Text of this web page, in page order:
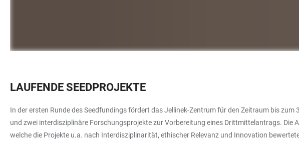
LAUFENDE SEEDPROJEKTE
In der ersten Runde des Seedfundings fördert das Jellinek-Zentrum für den Zeitraum bis
und zwei interdisziplinäre Forschungsprojekte zur Vorbereitung eines Drittmittelantrags.
welche die Projekte u.a. nach Interdisziplinarität, ethischer Relevanz und Innovation